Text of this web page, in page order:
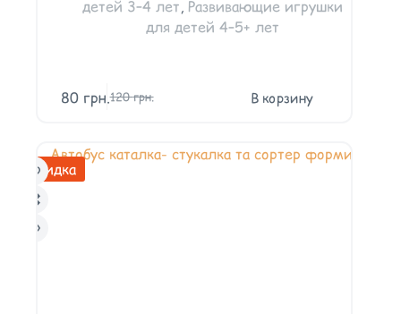
детей 3–4 лет, Развивающие игрушки
для детей 4–5+ лет
120грн.
80 грн. В корзину
Скидка